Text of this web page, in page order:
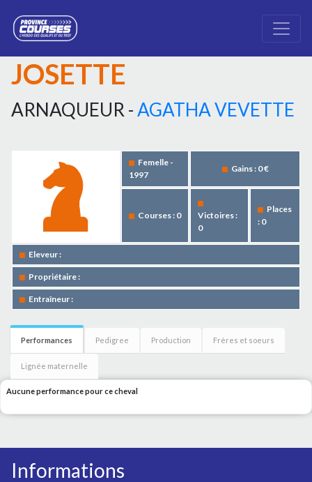
JOSETTE
ARNAQUEUR -AGATHA VEVETTE
Femelle -
1997
Gains : 0 €
Courses : 0
Victoires :
0
Places
: 0
Eleveur :
Propriétaire :
Entraîneur :
Performances Pedigree Production Frères et soeurs
Lignée maternelle
Aucune performance pour ce cheval
Informations